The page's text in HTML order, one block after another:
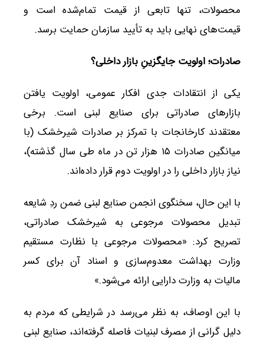
محصولات، تنها تابعی از قیمت تمام‌شده است و
قیمت‌های نهایی باید به تأیید سازمان حمایت برسد.
صادرات؛ اولویت جایگزینِ بازار داخلی؟
یکی از انتقادات جدی افکار عمومی، اولویت یافتن
بازارهای صادراتی برای صنایع لبنی است. برخی
معتقدند کارخانجات با تمرکز بر صادرات شیرخشک (با
میانگین صادرات ۱۵ هزار تن در ماه طی سال گذشته)،
نیاز بازار داخلی را در اولویت دوم قرار داده‌اند.
با این حال، سخنگوی انجمن صنایع لبنی ضمن ردِ شایعه
تبدیل محصولات مرجوعی به شیرخشک صادراتی،
تصریح کرد: «محصولات مرجوعی با نظارت مستقیم
وزارت بهداشت معدوم‌سازی و اسناد آن برای کسر
مالیات به وزارت دارایی ارائه می‌شود.»
با این اوصاف، به نظر می‌رسد در شرایطی که مردم به
دلیل گرانی از مصرف لبنیات فاصله گرفته‌اند، صنایع لبنی